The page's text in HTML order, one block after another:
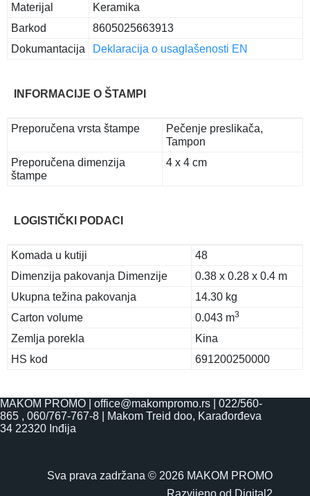
Materijal
Keramika
Barkod
8605025663913
Dokumantacija
Deklaracija o usaglašenosti EN
INFORMACIJE O ŠTAMPI
Preporučena vrsta štampe
Pečenje preslikača,
Tampon
Preporučena dimenzija
štampe
4 x 4 cm
LOGISTIČKI PODACI
Komada u kutiji
48
Dimenzija pakovanja Dimenzije
0.38 x 0.28 x 0.4 m
Ukupna težina pakovanja
14.30 kg
Carton volume
0.043 m3
Zemlja porekla
Kina
HS kod
691200250000
MAKOM PROMO | office@makompromo.rs
022/560-
865 , 060/767-767-8
Makom Treid doo, Karađorđeva
34 22320 Inđija
Sva prava zadržana © 2026 MAKOM PROMO
Razvijeno od Digital2